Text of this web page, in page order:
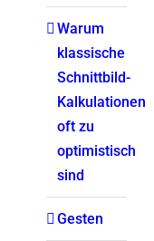
Warum
klassische
Schnittbild-
Kalkulationen
oft zu
optimistisch
sind
Gesten